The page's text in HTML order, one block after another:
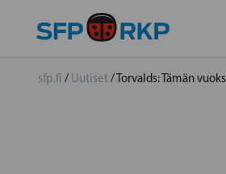
sfp.fi / Uutiset/Torvalds: Tämän